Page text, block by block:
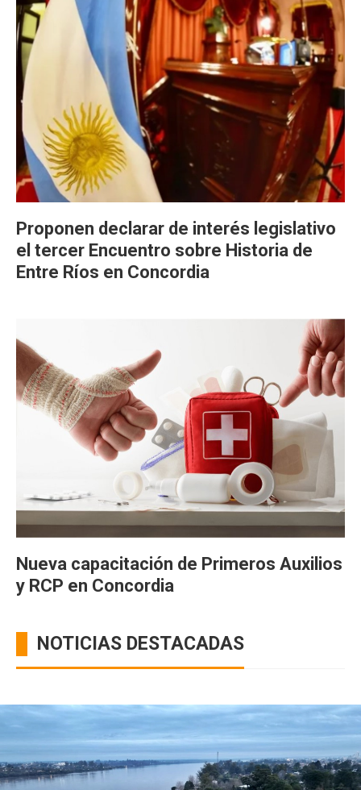
Proponen declarar de interés legislativo
el tercer Encuentro sobre Historia de
Entre Ríos en Concordia
Nueva capacitación de Primeros Auxilios
y RCP en Concordia
NOTICIAS DESTACADAS